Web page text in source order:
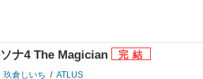
ナ4 The Magician
玖倉しいち / ATLUS